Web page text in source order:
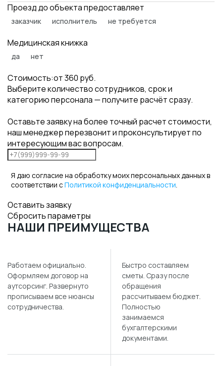
Проезд до объекта предоставляет
заказчик исполнитель не требуется
Медицинская книжка
да нет
Стоимость:от360 руб.
Выберите количество сотрудников, срок и
категорию персонала — получите расчёт сразу.
Оставьте заявку на более точный расчет стоимости,
наш менеджер перезвонит и проконсультирует по
интересующим вас вопросам.
Я даю согласие на обработку моих персональных данных в
соответствии сПолитикой конфиденциальности.
Оставить заявку
Сбросить параметры
НАШИ ПРЕИМУЩЕСТВА
Работаем официально.
Оформляем договор на
аутсорсинг. Развернуто
прописываем все нюансы
сотрудничества.
Быстро составляем
сметы. Сразу после
обращения
рассчитываем бюджет.
Полностью
занимаемся
бухгалтерскими
документами.